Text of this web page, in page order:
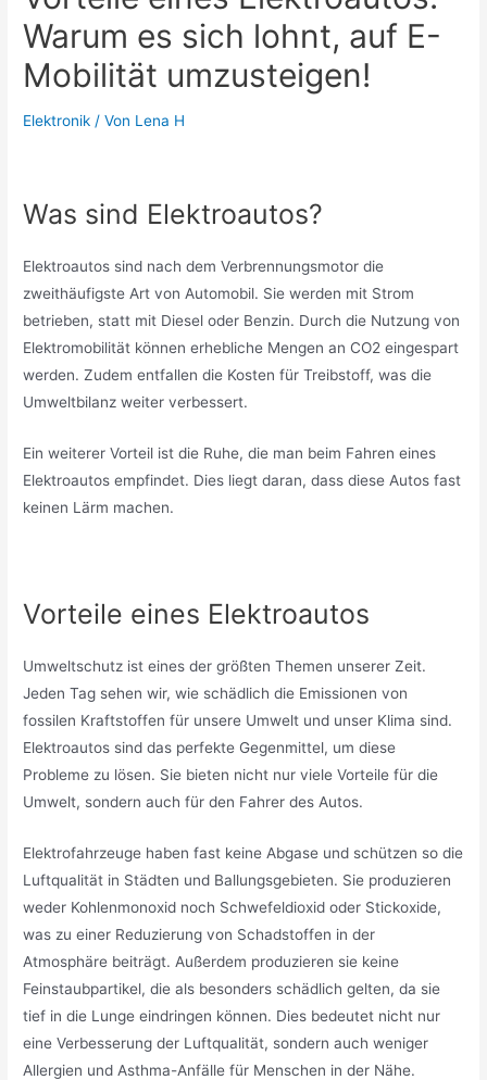
Warum es sich lohnt, auf E-
Mobilität umzusteigen!
Elektronik / Von Lena H
Was sind Elektroautos?
Elektroautos sind nach dem Verbrennungsmotor die
zweithäufigste Art von Automobil. Sie werden mit Strom
betrieben, statt mit Diesel oder Benzin. Durch die Nutzung von
Elektromobilität können erhebliche Mengen an CO2 eingespart
werden. Zudem entfallen die Kosten für Treibstoff, was die
Umweltbilanz weiter verbessert.
Ein weiterer Vorteil ist die Ruhe, die man beim Fahren eines
Elektroautos empfindet. Dies liegt daran, dass diese Autos fast
keinen Lärm machen.
Vorteile eines Elektroautos
Umweltschutz ist eines der größten Themen unserer Zeit.
Jeden Tag sehen wir, wie schädlich die Emissionen von
fossilen Kraftstoffen für unsere Umwelt und unser Klima sind.
Elektroautos sind das perfekte Gegenmittel, um diese
Probleme zu lösen. Sie bieten nicht nur viele Vorteile für die
Umwelt, sondern auch für den Fahrer des Autos.
Elektrofahrzeuge haben fast keine Abgase und schützen so die
Luftqualität in Städten und Ballungsgebieten. Sie produzieren
weder Kohlenmonoxid noch Schwefeldioxid oder Stickoxide,
was zu einer Reduzierung von Schadstoffen in der
Atmosphäre beiträgt. Außerdem produzieren sie keine
Feinstaubpartikel, die als besonders schädlich gelten, da sie
tief in die Lunge eindringen können. Dies bedeutet nicht nur
eine Verbesserung der Luftqualität, sondern auch weniger
Allergien und Asthma-Anfälle für Menschen in der Nähe.